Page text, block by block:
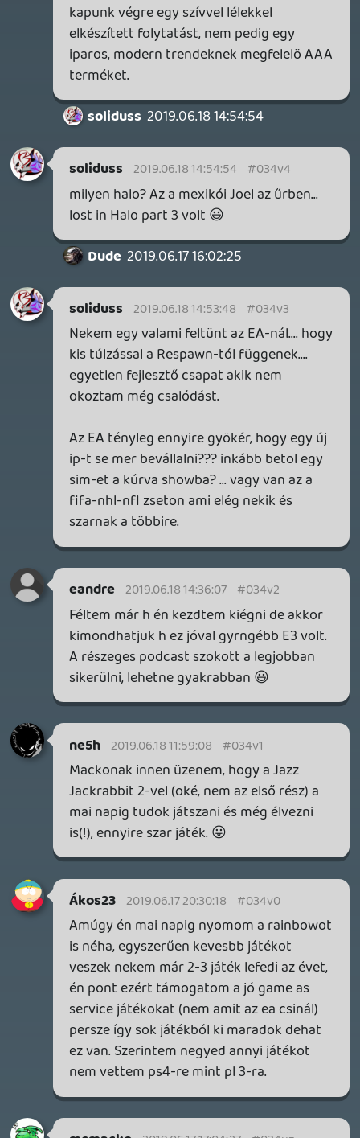
mcmacko 2019.06.17 17:04:27 #034uz
Bakker, a hőskor! 😃
KiswechPS3 2019.06.17 14:45:51
Dude 2019.06.17 16:02:25 #034uy
Jó volt skacok.
ahhoz képest, hogy elméletileg 3
platformra is jön. DF elemzésben sem
KiswechPS3
Az ominozus DS3 video, nagyon sokat
nevettem rajta akkoriban 😃 😃
Joel1970 2019.06.17 10:52:51 #034uw
A Final Fantasy 8 tényleg csodálatos játék
volt!
Crockett
éjszakázásokat, hogy minden E3-as hírt
frissen, melegében kapjunk meg.
backstab 2019.06.17 08:53:53 #034uu
Hurrá, akkor két hét múlva lesz RSS feed
is! Trollololo... 😃
Fieldtom 2019.06.17 08:00:23 #034ut
Danke Dudák, délelőtt darálom! 🙂
Fabri 2019.06.17 05:33:44 #034us
Már hallgatom is. Köszi. 🙂